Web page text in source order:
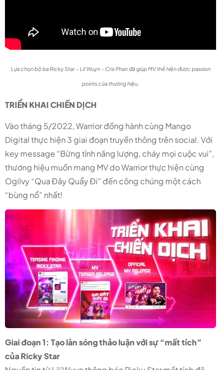
Lựa chọn bộ ba Ricky Star – Lil’Wuyn – Cris Phan đã giúp MV thể hiện được passion
points của thương hiệu.
TRIỂN KHAI CHIẾN DỊCH
Vào tháng 5/2022, Warrior đồng hành cùng Mango
Digital thực hiện 3 giai đoạn truyền thông trên social. Với
key message “Bừng tỉnh năng lượng, cháy mọi cuộc vui”,
thương hiệu muốn mang MV do Warrior thực hiện cùng
Ogilvy “Qua Đây Quẩy Đi” đến công chúng một cách
“bùng nổ” nhất!
Giai đoạn 1: Tạo làn sóng thảo luận với sự “mất tích”
của Ricky Star